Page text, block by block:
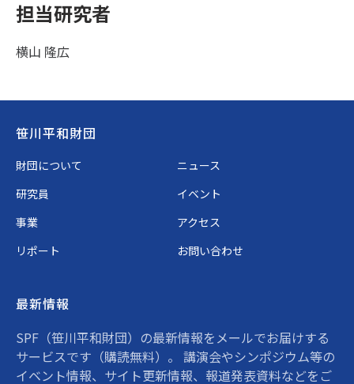
担当研究者
横山 隆広
Footer
笹川平和財団
財団について
ニュース
研究員
イベント
事業
アクセス
リポート
お問い合わせ
最新情報
SPF（笹川平和財団）の最新情報をメールでお届けする
サービスです（購読無料）。 講演会やシンポジウム等の
イベント情報、サイト更新情報、報道発表資料などをご